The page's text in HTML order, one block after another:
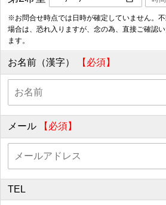
※お問合せ時点では日時が確定していません。
場合は、恐れ入りますが、念の為、直接ご確認
ます。
お名前（漢字） 【必須】
メール 【必須】
TEL